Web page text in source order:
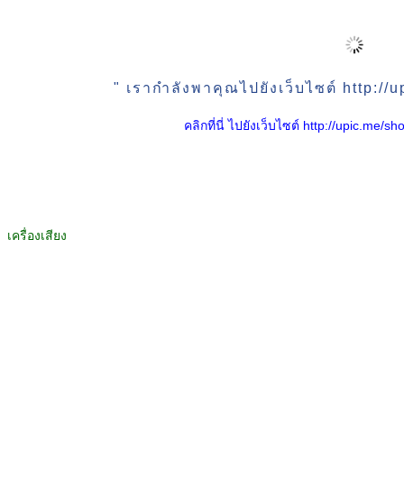
" เรากำลังพาคุณไปยังเว็บไซต์ http://
คลิกที่นี่ ไปยังเว็บไซต์ http://upic.me/
เครื่องเสียง